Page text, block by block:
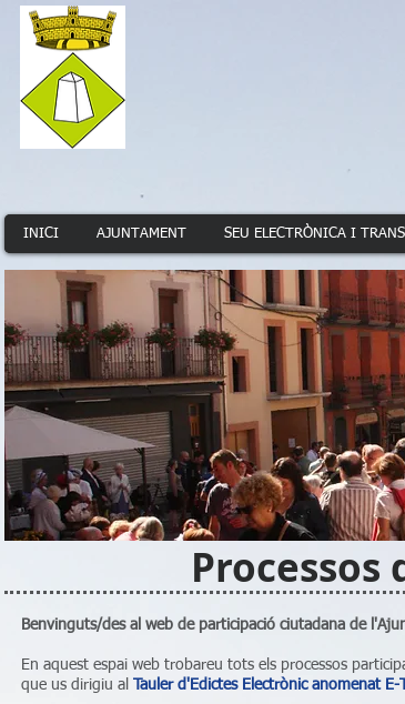
INICI AJUNTAMENT SEU ELECTRÒNICA I
Benvinguts/des al web de participació ciutadana de
En aquest espai web trobareu tots els processos
que us dirigiu al
Tauler d'Edictes Electrònic anomenat E-